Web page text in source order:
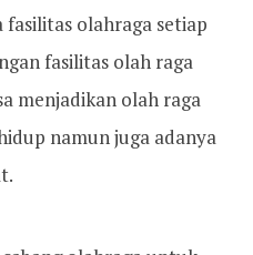
fasilitas olahraga setiap
fasilitas olah raga
menjadikan olah raga
namun juga adanya